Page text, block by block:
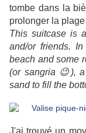
tombe dans la
prolonger la
This suitcase is
and/or friends.
beach and some
(or sangria 😉),
sand to fill the